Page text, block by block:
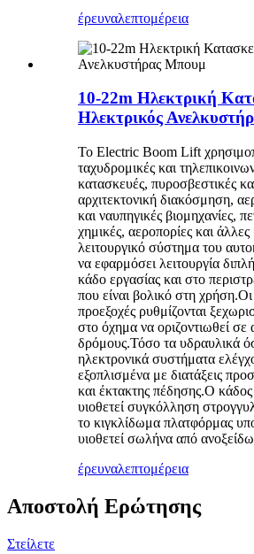
έρευναλεπτομέρεια
10-22m Ηλεκτρική
Ηλεκτρικός
Το Electric Boom Lift
ταχυδρομικές και
κατασκευές, πυροσβεστικές
αρχιτεκτονική διακόσμηση,
και ναυπηγικές βιομηχανίες,
χημικές, αεροπορίες και
λειτουργικό σύστημα του
να εφαρμόσει λειτουργία
κάδο εργασίας και στο
που είναι βολικό στη χρήση.Οι
προεξοχές ρυθμίζονται
στο όχημα να οριζοντιωθεί
δρόμους.Τόσο τα υδραυλικά
ηλεκτρονικά συστήματα
εξοπλισμένα με διατάξεις
και έκτακτης πέδησης.Ο κάδος
υιοθετεί συγκόλληση
το κιγκλίδωμα πλατφόρμας
υιοθετεί σωλήνα από
έρευναλεπτομέρεια
Αποστολή Ερώτησης
Στείλετε